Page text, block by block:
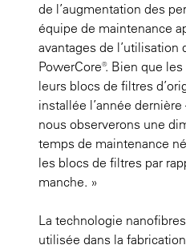
de l’augmentation des
équipe de maintenance
avantages de l’utilisation
PowerCore®. Bien que
leurs blocs de filtres
installée l’année
nous observerons une
temps de maintenance
les blocs de filtres par
manche. »
La technologie
utilisée dans la